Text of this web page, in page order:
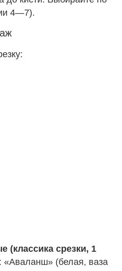
4—7).
(классика срезки, 1
: «Аваланш» (белая, ваза